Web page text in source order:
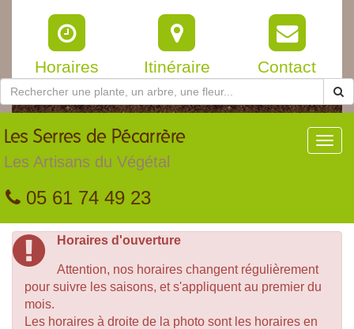
Horaires Itinéraire Contact
Les Serres de Pécarrère
Les Artisans du Végétal
05 61 74 49 23
Horaires d'ouverture
Attention, nos horaires changent régulièrement
pour suivre les saisons, et s'appliquent au premier du
mois.
Les horaires à droite de la photo sont les horaires en